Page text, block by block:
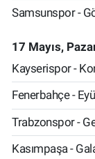
Samsunspor -
17 Mayıs,
Kayserispor -
Fenerbahçe -
Trabzonspor -
Kasımpaşa -